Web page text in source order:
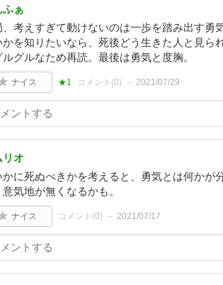
ふぁ
、考えすぎて動けないのは一歩を踏み出す勇
かを知りたいなら、死後どう生きた人と見ら
ルグルなため再読。最後は勇気と度胸。
ナイス ★1 コメント(0) 2021/07/29
リオ
かに死ぬべきかを考えると、勇気とは何か
意気地が無くなるかも。
ナイス コメント(0) 2021/07/17